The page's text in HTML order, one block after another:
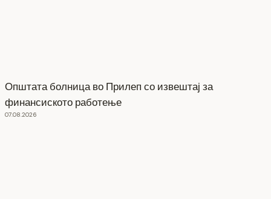
Општата болница во Прилеп со извештај за
финансиското работење
07.08.2026